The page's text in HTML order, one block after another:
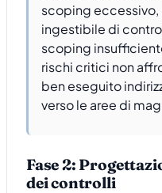
scoping eccessivo,
ingestibile di
scoping
rischi critici non
ben eseguito
verso le aree di
Fase 2:
dei controlli